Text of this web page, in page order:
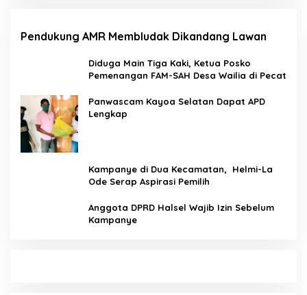
Pendukung AMR Membludak Dikandang Lawan
Diduga Main Tiga Kaki, Ketua Posko
Pemenangan FAM-SAH Desa Wailia di Pecat
Panwascam Kayoa Selatan Dapat APD
Lengkap
Kampanye di Dua Kecamatan, Helmi-La
Ode Serap Aspirasi Pemilih
Anggota DPRD Halsel Wajib Izin Sebelum
Kampanye